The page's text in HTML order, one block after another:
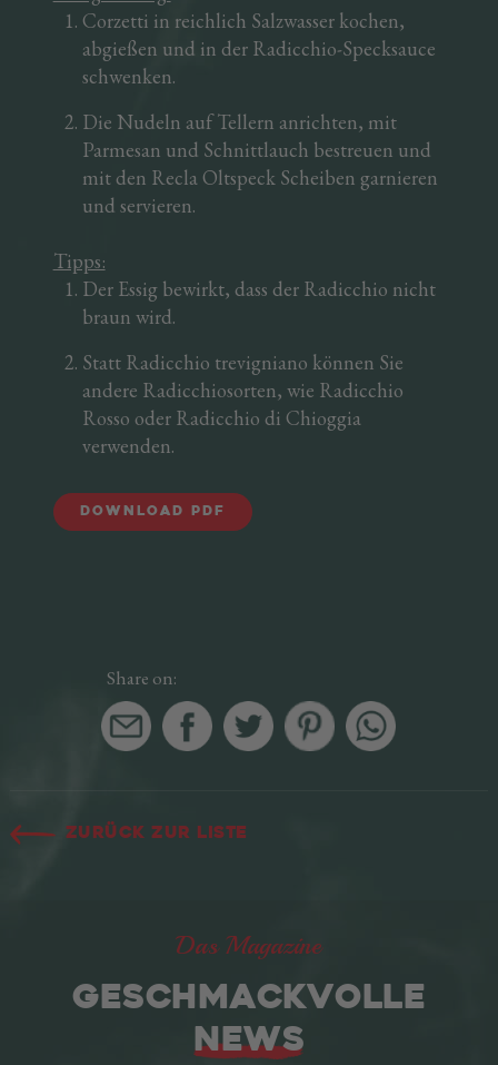
Corzetti in reichlich Salzwasser kochen,
abgießen und in der Radicchio-Specksauce
schwenken.
Die Nudeln auf Tellern anrichten, mit
Parmesan und Schnittlauch bestreuen und
mit den Recla Oltspeck Scheiben garnieren
und servieren.
Tipps:
Der Essig bewirkt, dass der Radicchio nicht
braun wird.
Statt Radicchio trevigniano können Sie
andere Radicchiosorten, wie Radicchio
Rosso oder Radicchio di Chioggia
verwenden.
DOWNLOAD PDF
Share on:
Zurück zur Liste
Das Magazine
GESCHMACKVOLLE
NEWS